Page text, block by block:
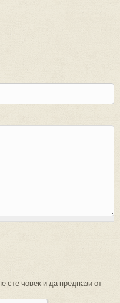
сте човек и да предпази от